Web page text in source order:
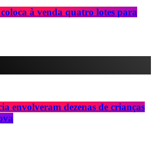
à venda quatro lotes para
envolveram dezenas de crianças